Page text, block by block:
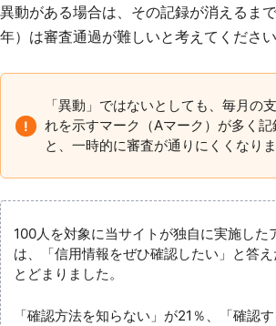
異動がある場合は、その記録が消えるま
年）は審査通過が難しいと考えてください
「異動」ではないとしても、毎月の
れを示すマーク（Aマーク）が多く記
と、一時的に審査が通りにくくなりま
100人を対象に当サイトが独自に実施した
は、「信用情報をぜひ確認したい」と答
とどまりました。
「確認方法を知らない」が21％、「確認